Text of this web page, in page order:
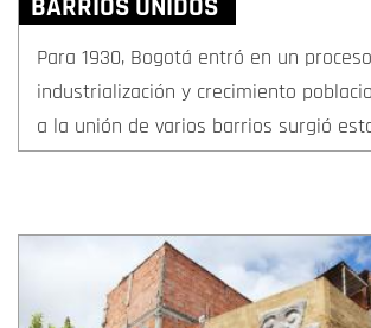
Para 1930, Bogotá entró en un
industrialización y crecimiento
a la unión de varios barrios surgió